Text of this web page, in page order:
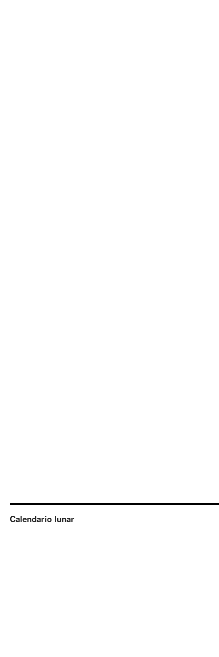
Calendario lunar